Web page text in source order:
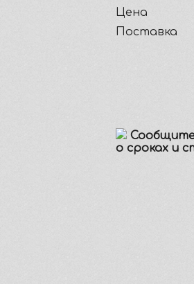
Цена
Поставка
о сроках и